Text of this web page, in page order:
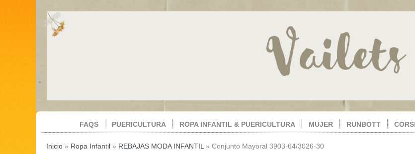
FAQS PUERICULTURA ROPA INFANTIL & PUERICULTURA MUJER RUNBOTT
Inicio » Ropa Infantil » REBAJAS MODA INFANTIL » Conjunto Mayoral 3903-64/3026-30